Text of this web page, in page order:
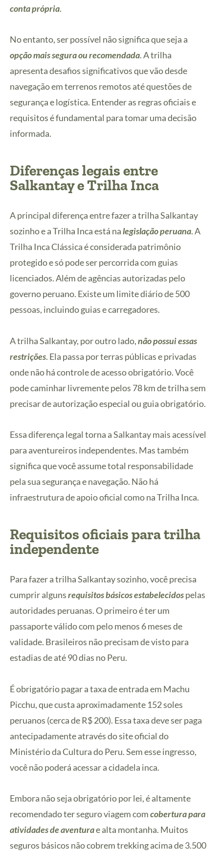
conta própria.
No entanto, ser possível não significa que seja a
opção mais segura ou recomendada. A trilha
apresenta desafios significativos que vão desde
navegação em terrenos remotos até questões de
segurança e logística. Entender as regras oficiais e
requisitos é fundamental para tomar uma decisão
informada.
Diferenças legais entre
Salkantay e Trilha Inca
A principal diferença entre fazer a trilha Salkantay
sozinho e a Trilha Inca está nalegislação peruana. A
Trilha Inca Clássica é considerada patrimônio
protegido e só pode ser percorrida com guias
licenciados. Além de agências autorizadas pelo
governo peruano. Existe um limite diário de 500
pessoas, incluindo guias e carregadores.
A trilha Salkantay, por outro lado,não possui essas
restrições. Ela passa por terras públicas e privadas
onde não há controle de acesso obrigatório. Você
pode caminhar livremente pelos 78 km de trilha sem
precisar de autorização especial ou guia obrigatório.
Essa diferença legal torna a Salkantay mais acessível
para aventureiros independentes. Mas também
significa que você assume total responsabilidade
pela sua segurança e navegação. Não há
infraestrutura de apoio oficial como na Trilha Inca.
Requisitos oficiais para trilha
independente
Para fazer a trilha Salkantay sozinho, você precisa
cumprir algunsrequisitos básicos estabelecidospelas
autoridades peruanas. O primeiro é ter um
passaporte válido com pelo menos 6 meses de
validade. Brasileiros não precisam de visto para
estadias de até 90 dias no Peru.
É obrigatório pagar a taxa de entrada em Machu
Picchu, que custa aproximadamente 152 soles
peruanos (cerca de R$ 200). Essa taxa deve ser paga
antecipadamente através do site oficial do
Ministério da Cultura do Peru. Sem esse ingresso,
você não poderá acessar a cidadela inca.
Embora não seja obrigatório por lei, é altamente
recomendado ter seguro viagem comcobertura para
atividades de aventurae alta montanha. Muitos
seguros básicos não cobrem trekking acima de 3.500